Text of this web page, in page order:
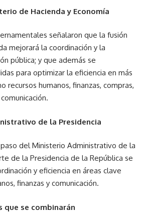
de Hacienda y Economía
señalaron que la fusión
mejorará la coordinación y la
pública; y que además se
para optimizar la eficiencia en más
recursos humanos, finanzas, compras,
de la Presidencia
del Ministerio Administrativo de la
de la Presidencia de la República se
y eficiencia en áreas clave
finanzas y comunicación.
que se combinarán